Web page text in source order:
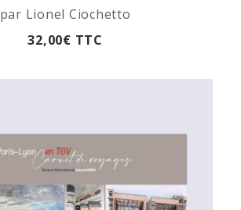
par Lionel Ciochetto
32,00€ TTC